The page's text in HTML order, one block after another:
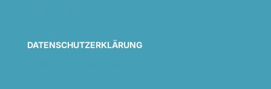
DATENSCHUTZERKLÄRUNG